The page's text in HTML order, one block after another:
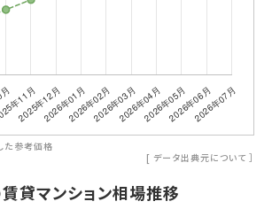
参考価格
[ データ出典元について ］
貸マンション相場推移